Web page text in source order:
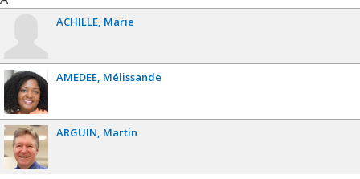
ACHILLE Marie
AMEDEE Mélissande
ARGUIN Martin